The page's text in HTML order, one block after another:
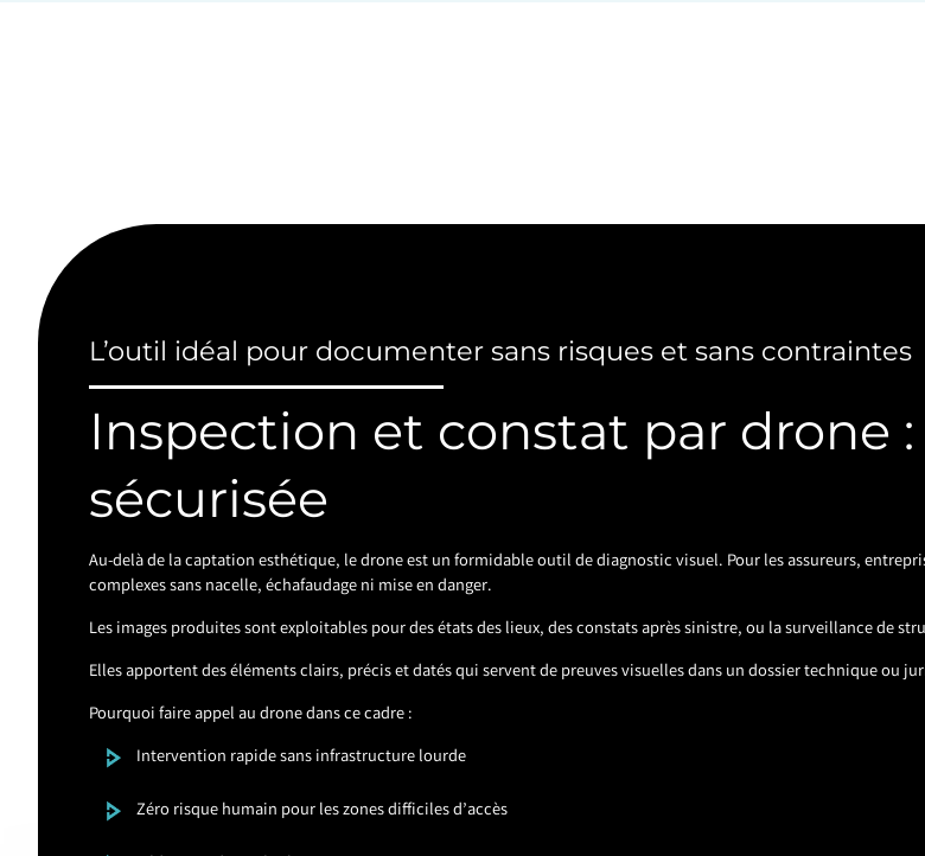
L’outil idéal pour documenter sans risques et sans contraintes
Inspection et constat par drone
sécurisée
Au-delà de la captation esthétique, le drone est un formidable outil de diagnostic visuel. Pour les assureurs,
complexes sans nacelle, échafaudage ni mise en danger.
Les images produites sont exploitables pour des états des lieux, des constats après sinistre, ou la surveillance de
Elles apportent des éléments clairs, précis et datés qui servent de preuves visuelles dans un dossier technique ou
Pourquoi faire appel au drone dans ce cadre :
Intervention rapide sans infrastructure lourde
Zéro risque humain pour les zones difficiles d’accès